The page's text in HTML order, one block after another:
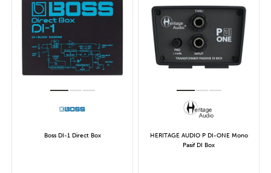
Boss DI-1 Direct Box
HERITAGE AUDIO P DI-ONE Mono
Pasif DI Box